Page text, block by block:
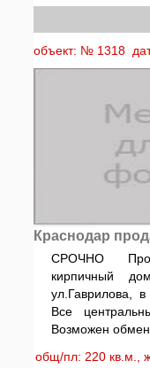
объект: № 1318
Краснодар
СРОЧНО
кирпичный
ул.Гаврилова,
Все
Возможен
общ/пл: 220 кв.м.,